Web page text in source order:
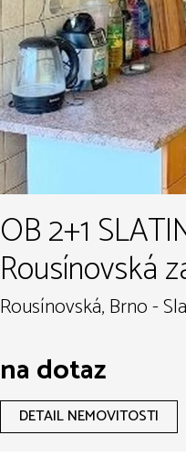
OB 2+1 SLATINA -
Rousínovská
Rousínovská, Brno -
na dotaz
DETAIL NEMOVITOSTI